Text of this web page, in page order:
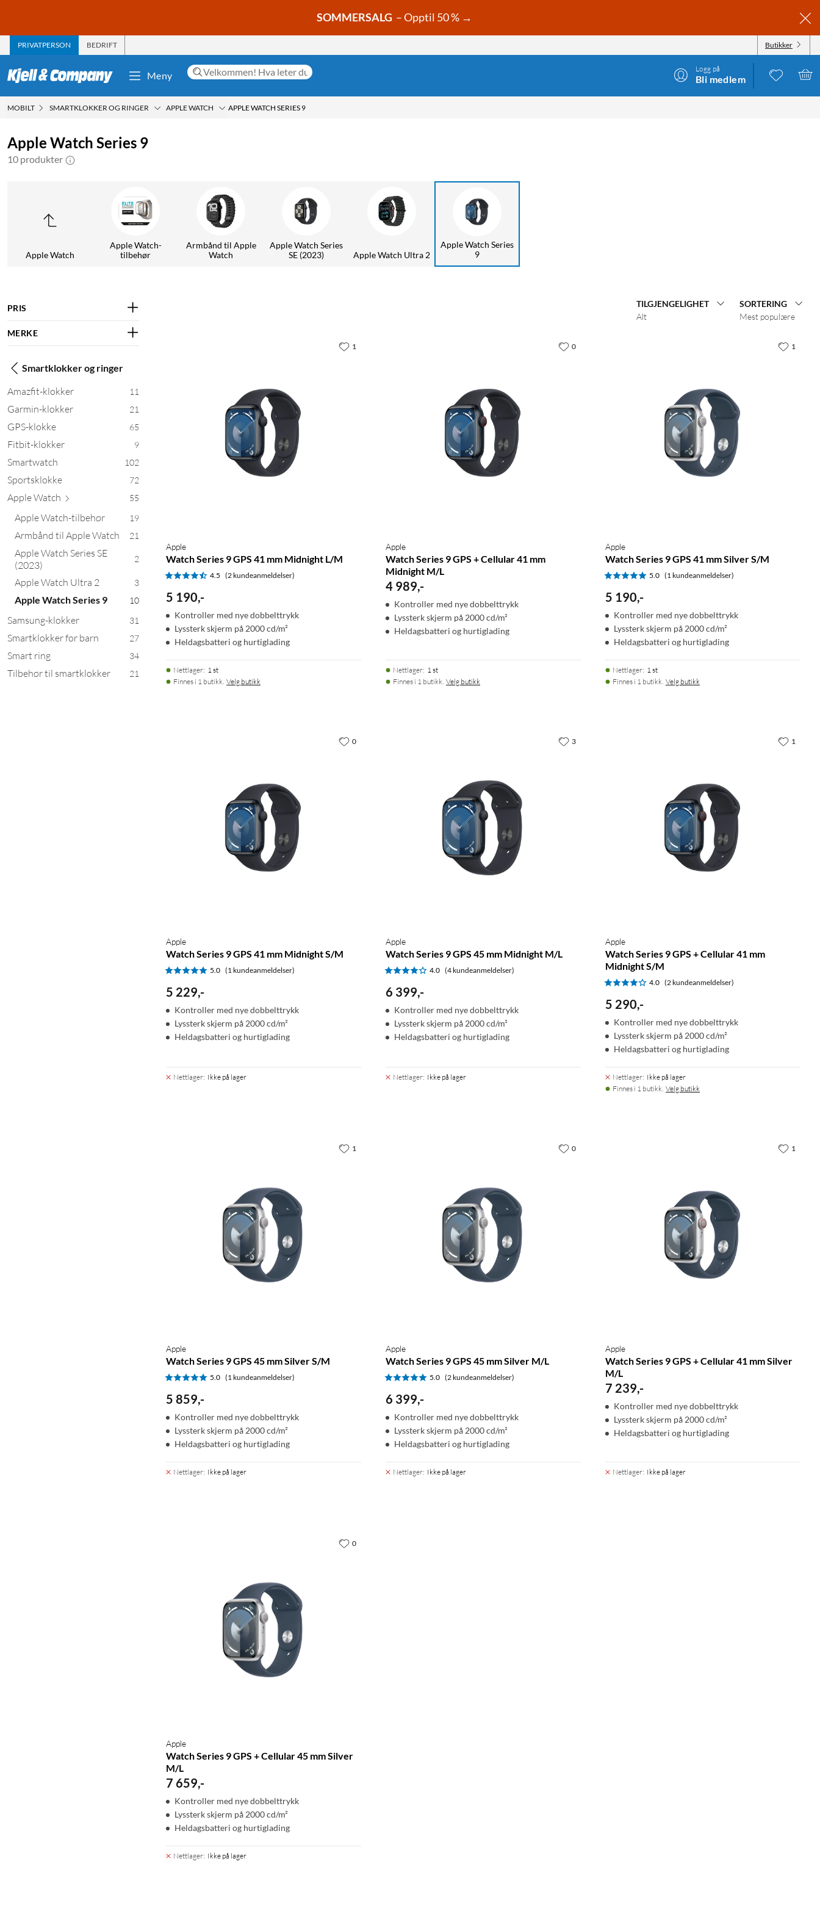
SOMMERSALG – Opptil 50 % →
PRIVATPERSON BEDRIFT Butikker
Meny
Logg på
Bli medlem
MOBILT SMARTKLOKKER OG RINGER APPLE WATCH APPLE WATCH SERIES 9
Apple Watch Series 9
10 produkter
Apple Watch
Apple Watch-
tilbehør
Armbånd til Apple
Watch
Apple Watch Series
SE (2023)
Apple Watch Ultra 2
Apple Watch Series
9
PRIS
MERKE
Smartklokker og ringer
Amazfit-klokker 11
Garmin-klokker 21
GPS-klokke 65
Fitbit-klokker 9
Smartwatch 102
Sportsklokke 72
AppleWatch 55
Apple Watch-tilbehør 19
Armbånd til Apple Watch 21
Apple Watch Series SE
(2023)
2
Apple Watch Ultra 2 3
Apple Watch Series 9 10
Samsung-klokker 31
Smartklokker for barn 27
Smart ring 34
Tilbehør til smartklokker 21
TILGJENGELIGHET
Alt
SORTERING
Mest populære
Apple
Watch Series 9 GPS 41 mm Midnight L/M
4.5 (2 kundeanmeldelser)
5 190,-
Kontroller med nye dobbelttrykk
Lyssterk skjerm på 2000 cd/m²
Heldagsbatteri og hurtiglading
Nettlager: 1 st
Finnes i 1 butikk. Velg butikk
1
Apple
Watch Series 9 GPS + Cellular 41 mm
Midnight M/L
4 989,-
Kontroller med nye dobbelttrykk
Lyssterk skjerm på 2000 cd/m²
Heldagsbatteri og hurtiglading
Nettlager: 1 st
Finnes i 1 butikk. Velg butikk
0
Apple
Watch Series 9 GPS 41 mm Silver S/M
5.0 (1 kundeanmeldelser)
5 190,-
Kontroller med nye dobbelttrykk
Lyssterk skjerm på 2000 cd/m²
Heldagsbatteri og hurtiglading
Nettlager: 1 st
Finnes i 1 butikk. Velg butikk
1
Apple
Watch Series 9 GPS 41 mm Midnight S/M
5.0 (1 kundeanmeldelser)
5 229,-
Kontroller med nye dobbelttrykk
Lyssterk skjerm på 2000 cd/m²
Heldagsbatteri og hurtiglading
Nettlager: Ikke på lager
0
Apple
Watch Series 9 GPS 45 mm Midnight M/L
4.0 (4 kundeanmeldelser)
6 399,-
Kontroller med nye dobbelttrykk
Lyssterk skjerm på 2000 cd/m²
Heldagsbatteri og hurtiglading
Nettlager: Ikke på lager
3
Apple
Watch Series 9 GPS + Cellular 41 mm
Midnight S/M
4.0 (2 kundeanmeldelser)
5 290,-
Kontroller med nye dobbelttrykk
Lyssterk skjerm på 2000 cd/m²
Heldagsbatteri og hurtiglading
Nettlager: Ikke på lager
Finnes i 1 butikk. Velg butikk
1
Apple
Watch Series 9 GPS 45 mm Silver S/M
5.0 (1 kundeanmeldelser)
5 859,-
Kontroller med nye dobbelttrykk
Lyssterk skjerm på 2000 cd/m²
Heldagsbatteri og hurtiglading
Nettlager: Ikke på lager
1
Apple
Watch Series 9 GPS 45 mm Silver M/L
5.0 (2 kundeanmeldelser)
6 399,-
Kontroller med nye dobbelttrykk
Lyssterk skjerm på 2000 cd/m²
Heldagsbatteri og hurtiglading
Nettlager: Ikke på lager
0
Apple
Watch Series 9 GPS + Cellular 41 mm Silver
M/L
7 239,-
Kontroller med nye dobbelttrykk
Lyssterk skjerm på 2000 cd/m²
Heldagsbatteri og hurtiglading
Nettlager: Ikke på lager
1
Apple
Watch Series 9 GPS + Cellular 45 mm Silver
M/L
7 659,-
Kontroller med nye dobbelttrykk
Lyssterk skjerm på 2000 cd/m²
Heldagsbatteri og hurtiglading
Nettlager: Ikke på lager
0